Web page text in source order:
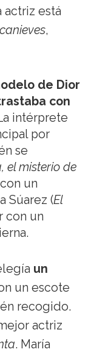
actriz está
,
de Dior
con
intérprete
por
se
el misterio de
un
Súarez (El
con un
un
un escote
recogido.
actriz
. María